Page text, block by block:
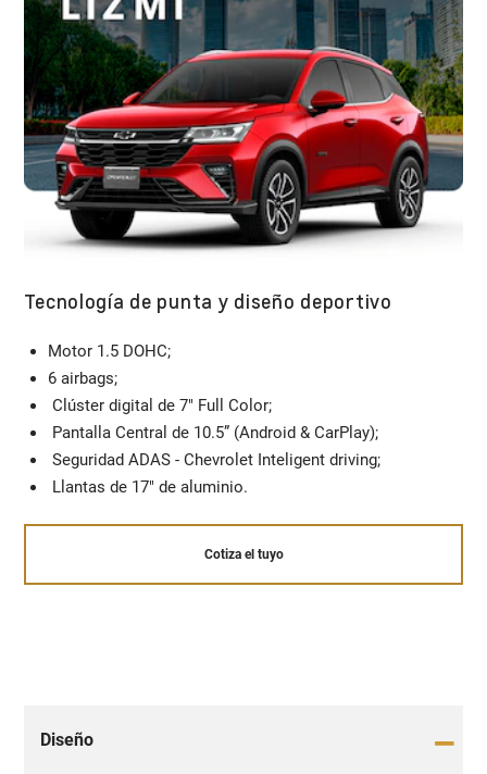
Tecnología de punta y diseño deportivo
Motor 1.5 DOHC;​
6 airbags;
Clúster digital de 7" Full Color;​
Pantalla Central de 10.5” (Android & CarPlay);
Seguridad ADAS - Chevrolet Inteligent driving;
Llantas de 17" ​de aluminio.
Cotiza el tuyo
Diseño